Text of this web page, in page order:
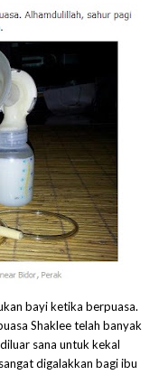
bayi ketika berpuasa.
Shaklee telah banyak
sana untuk kekal
digalakkan bagi ibu